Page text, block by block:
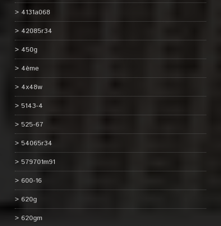
4131a068
42085r34
450g
4ème
4x48w
5143-4
525-67
54065r34
579701m91
600-16
620g
620gm